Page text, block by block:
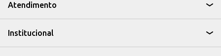
Atendimento
Institucional